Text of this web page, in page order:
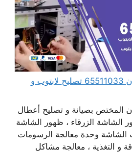
مهندس كمبيوتر صبحان 65511033 تصليح لابتوب و
المختص بصيانة و تصليح أعطال
الشاشة الزرقاء ، ظهور الشاشة
الشاشة وحدة معالجة الرسومات
و التغذية ، معالجة مشاكل